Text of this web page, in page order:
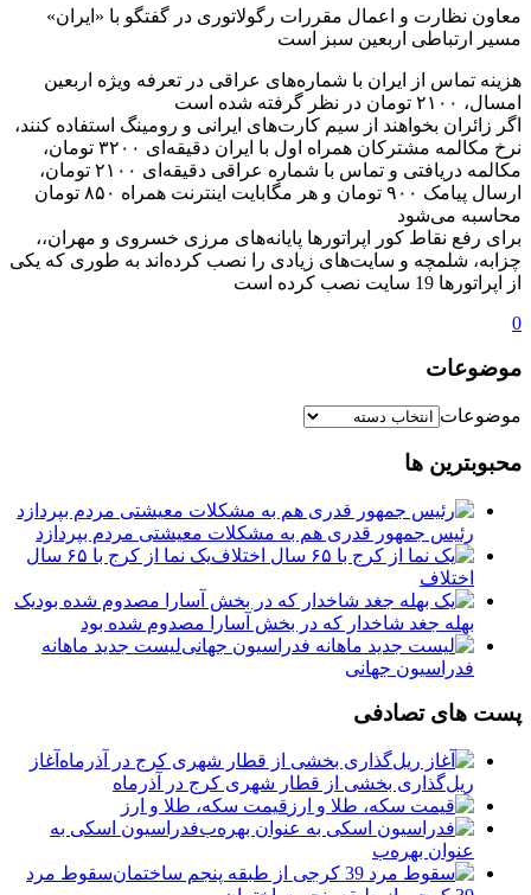
معاون نظارت و اعمال مقررات رگولاتوری در گفتگو با «ایران»
️مسیر ارتباطی اربعین سبز است
هزینه تماس از ایران با شماره‌های عراقی در تعرفه ویژه اربعین
امسال، ۲۱۰۰ تومان در نظر گرفته شده است
اگر زائران بخواهند از سیم کارت‌های ایرانی و رومینگ استفاده کنند،
نرخ مکالمه مشترکان همراه اول با ایران دقیقه‌ای ٣٢٠٠ تومان،
مکالمه دریافتی و تماس با شماره عراقی دقیقه‌ای ۲۱۰۰ تومان،
ارسال پیامک ٩٠٠ تومان و هر مگابایت اینترنت همراه ۸۵۰ تومان
محاسبه می‌شود
برای رفع نقاط کور اپراتورها پایانه‌های مرزی خسروی و مهران،،
چزابه، شلمچه و سایت‌های زیادی را نصب کرده‌اند به طوری که یکی
از اپراتورها 19 سایت نصب کرده است
0
موضوعات
موضوعات
محبوبترین ها
رئیس جمهور قدری هم به مشکلات معیشتی مردم بپردازد
یک نما از کرج با ۶۵ سال
اختلاف
یک
بهله جغد شاخدار که در بخش آسارا مصدوم شده بود
لیست جدید ماهانه
فدراسیون جهانی
پست های تصادفی
️آغاز
ریل‌گذاری بخشی از قطار شهری کرج در آذرماه
️قیمت سکه، طلا و ارز
فدراسیون اسکی به
عنوان بهره‌ب
️سقوط مرد